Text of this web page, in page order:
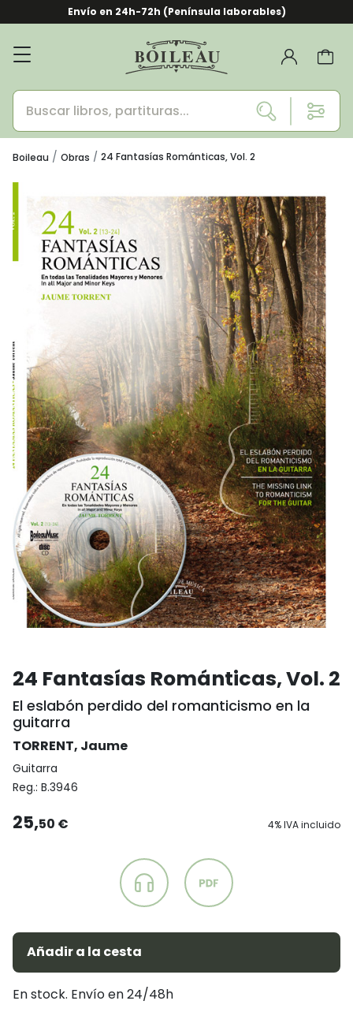
Envío en 24h-72h (Península laborables)
Boileau Obras 24 Fantasías Románticas, Vol. 2
24 Fantasías Románticas, Vol. 2
El eslabón perdido del romanticismo en la
guitarra
TORRENT, Jaume
Guitarra
Reg.: B.3946
25,50 € 4% IVA incluido
Añadir a la cesta
En stock. Envío en 24/48h